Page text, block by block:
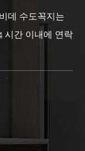
데 수도꼭지는
시간 이내에 연락